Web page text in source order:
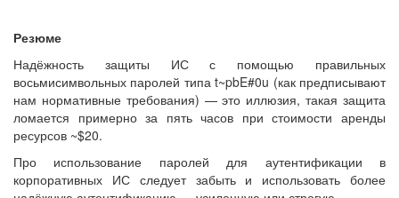
Резюме
Надёжность защиты ИС с помощью правильных
восьмисимвольных паролей типа t~pbE#0u (как предписывают
нам нормативные требования) — это иллюзия, такая защита
ломается примерно за пять часов при стоимости аренды
ресурсов ~$20.
Про использование паролей для аутентификации в
корпоративных ИС следует забыть и использовать более